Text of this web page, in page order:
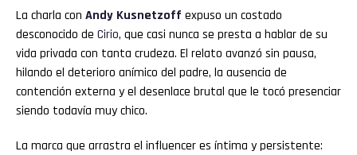
La charla con Andy Kusnetzoff expuso un costado
desconocido de Cirio, que casi nunca se presta a hablar de su
vida privada con tanta crudeza. El relato avanzó sin pausa,
hilando el deterioro anímico del padre, la ausencia de
contención externa y el desenlace brutal que le tocó presenciar
siendo todavía muy chico.
La marca que arrastra el influencer es íntima y persistente: